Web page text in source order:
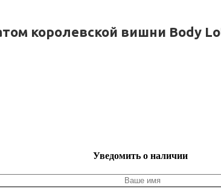
королевской вишни Body
Уведомить о наличии